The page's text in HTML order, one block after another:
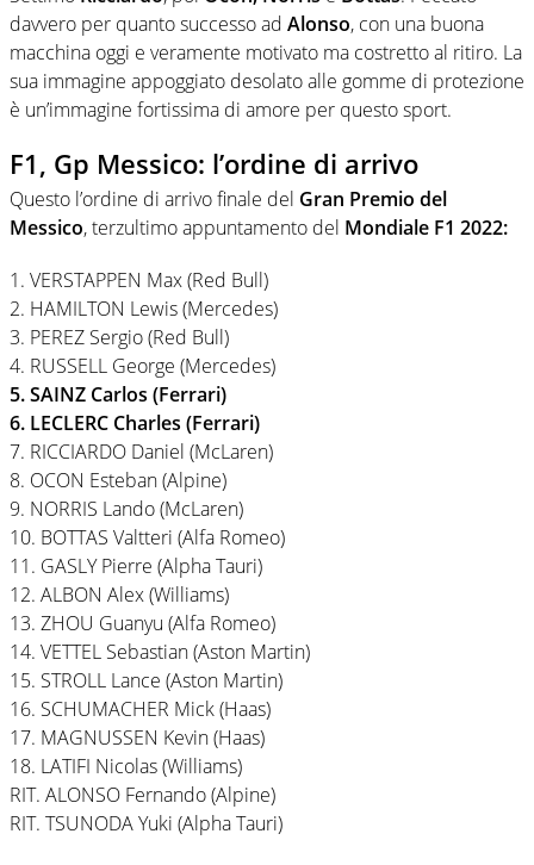
davvero per quanto successo ad Alonso, con una buona
macchina oggi e veramente motivato ma costretto al ritiro. La
sua immagine appoggiato desolato alle gomme di protezione
è un’immagine fortissima di amore per questo sport.
F1, Gp Messico: l’ordine di arrivo
Questo l’ordine di arrivo finale del Gran Premio del
Messico, terzultimo appuntamento del Mondiale F1 2022:
1. VERSTAPPEN Max (Red Bull)
2. HAMILTON Lewis (Mercedes)
3. PEREZ Sergio (Red Bull)
4. RUSSELL George (Mercedes)
5. SAINZ Carlos (Ferrari)
6. LECLERC Charles (Ferrari)
7. RICCIARDO Daniel (McLaren)
8. OCON Esteban (Alpine)
9. NORRIS Lando (McLaren)
10. BOTTAS Valtteri (Alfa Romeo)
11. GASLY Pierre (Alpha Tauri)
12. ALBON Alex (Williams)
13. ZHOU Guanyu (Alfa Romeo)
14. VETTEL Sebastian (Aston Martin)
15. STROLL Lance (Aston Martin)
16. SCHUMACHER Mick (Haas)
17. MAGNUSSEN Kevin (Haas)
18. LATIFI Nicolas (Williams)
RIT. ALONSO Fernando (Alpine)
RIT. TSUNODA Yuki (Alpha Tauri)